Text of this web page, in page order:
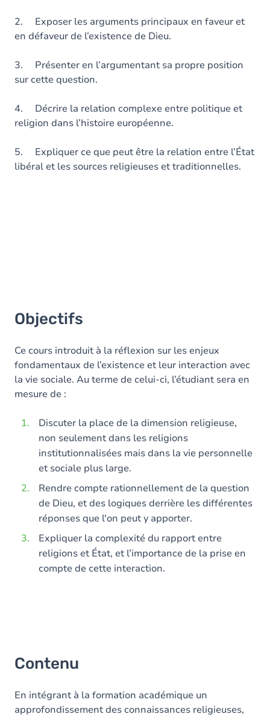
2. Exposer les arguments principaux en faveur et
en défaveur de l’existence de Dieu.
3. Présenter en l’argumentant sa propre position
sur cette question.
4. Décrire la relation complexe entre politique et
religion dans l’histoire européenne.
5. Expliquer ce que peut être la relation entre l’État
libéral et les sources religieuses et traditionnelles.
Objectifs
Ce cours introduit à la réflexion sur les enjeux
fondamentaux de l’existence et leur interaction avec
la vie sociale. Au terme de celui-ci, l’étudiant sera en
mesure de :
Discuter la place de la dimension religieuse,
non seulement dans les religions
institutionnalisées mais dans la vie personnelle
et sociale plus large.
Rendre compte rationnellement de la question
de Dieu, et des logiques derrière les différentes
réponses que l'on peut y apporter.
Expliquer la complexité du rapport entre
religions et État, et l’importance de la prise en
compte de cette interaction.
Contenu
En intégrant à la formation académique un
approfondissement des connaissances religieuses,